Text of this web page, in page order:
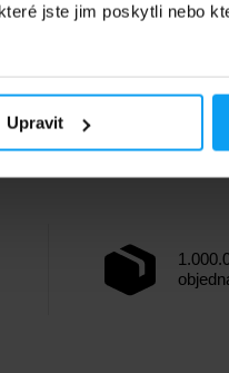
jste jim poskytli nebo
Upravit